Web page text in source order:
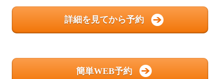
詳細を見てから予約
簡単WEB予約